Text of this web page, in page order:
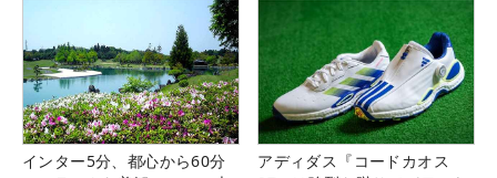
インター5分、都心から60分
アディダス『コードカオス